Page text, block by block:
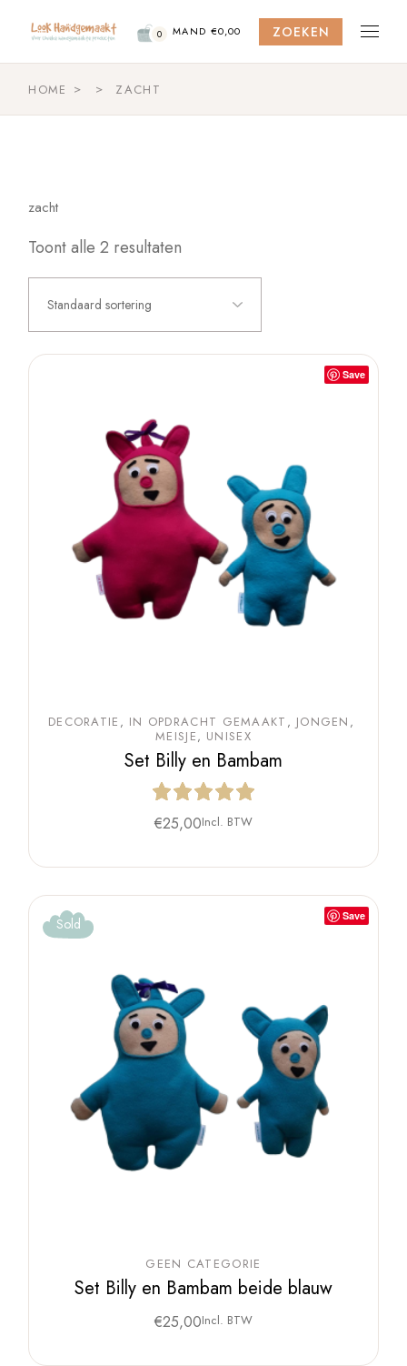
content
0 MAND €0,00 ZOEKEN
HOME ZACHT
zacht
Toont alle 2 resultaten
Standaard sortering
Save
DECORATIE IN OPDRACHT GEMAAKT
JONGEN
MEISJE
UNISEX
Set Billy en Bambam
€25,00Incl. BTW
Save
Sold
GEEN CATEGORIE
Set Billy en Bambam beide blauw
€25,00Incl. BTW